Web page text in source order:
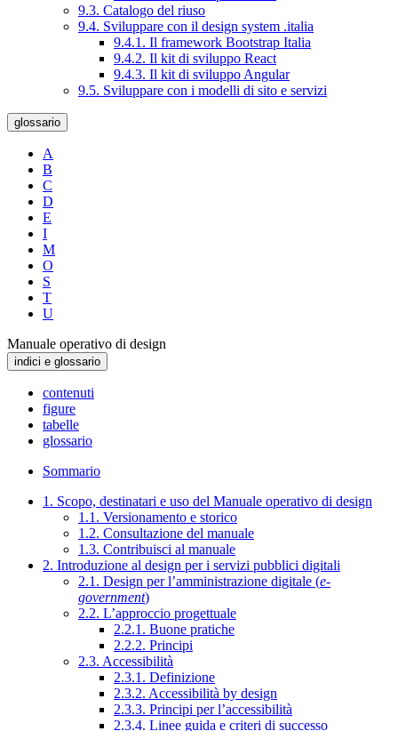
9.3. Catalogo del riuso
9.4. Sviluppare con il design system .italia
9.4.1. Il framework Bootstrap Italia
9.4.2. Il kit di sviluppo React
9.4.3. Il kit di sviluppo Angular
9.5. Sviluppare con i modelli di sito e servizi
glossario
A
B
C
D
E
I
M
O
S
T
U
Manuale operativo di design
indici e glossario
contenuti
figure
tabelle
glossario
Sommario
1. Scopo, destinatari e uso del Manuale operativo di design
1.1. Versionamento e storico
1.2. Consultazione del manuale
1.3. Contribuisci al manuale
2. Introduzione al design per i servizi pubblici digitali
2.1. Design per l’amministrazione digitale (e-
government)
2.2. L’approccio progettuale
2.2.1. Buone pratiche
2.2.2. Principi
2.3. Accessibilità
2.3.1. Definizione
2.3.2. Accessibilità by design
2.3.3. Principi per l’accessibilità
2.3.4. Linee guida e criteri di successo